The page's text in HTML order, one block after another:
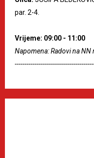
par. 2-4.
Vrijeme: 09:00 - 11:00
Napomena: Radovi na NN